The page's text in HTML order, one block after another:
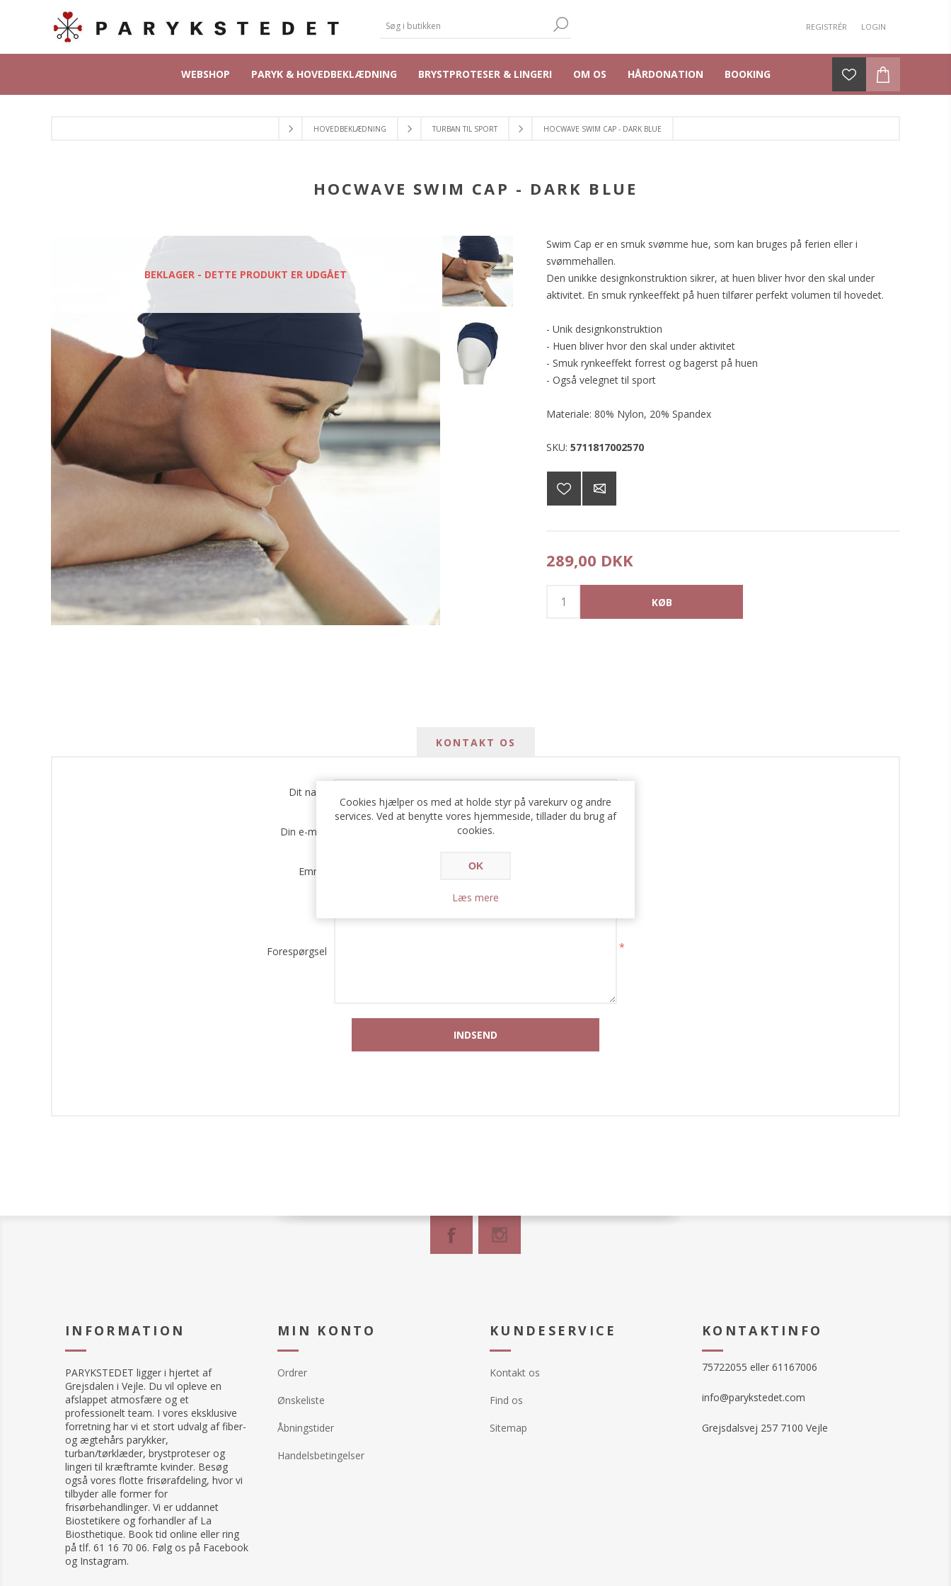
REGISTRÉR LOGIN
WEBSHOP PARYK & HOVEDBEKLÆDNING BRYSTPROTESER & LINGERI OM OS HÅRDONATION BOOKING
HOVEDBEKLÆDNING TURBAN TIL SPORT HOCWAVE SWIM CAP - DARK BLUE
HOCWAVE SWIM CAP - DARK BLUE
BEKLAGER - DETTE PRODUKT ER UDGÅET
Swim Cap er en smuk svømme hue, som kan bruges på ferien eller i
svømmehallen.
Den unikke designkonstruktion sikrer, at huen bliver hvor den skal under
aktivitet. En smuk rynkeeffekt på huen tilfører perfekt volumen til hovedet.
- Unik designkonstruktion
- Huen bliver hvor den skal under aktivitet
- Smuk rynkeeffekt forrest og bagerst på huen
- Også velegnet til sport
Materiale: 80% Nylon, 20% Spandex
SKU: 5711817002570
289,00 DKK
KONTAKT OS
Dit navn
Din e-mail
Emne:
Forespørgsel *
INFORMATION
PARYKSTEDET ligger i hjertet af
Grejsdalen i Vejle. Du vil opleve en
afslappet atmosfære og et
professionelt team. I vores eksklusive
forretning har vi et stort udvalg af fiber-
og ægtehårs parykker,
turban/tørklæder, brystproteser og
lingeri til kræftramte kvinder. Besøg
også vores flotte frisørafdeling, hvor vi
tilbyder alle former for
frisørbehandlinger. Vi er uddannet
Biostetikere og forhandler af La
Biosthetique. Book tid online eller ring
på tlf. 61 16 70 06. Følg os på Facebook
og Instagram.
MIN KONTO
Ordrer
Ønskeliste
Åbningstider
Handelsbetingelser
KUNDESERVICE
Kontakt os
Find os
Sitemap
KONTAKTINFO
75722055 eller 61167006
info@parykstedet.com
Grejsdalsvej 257 7100 Vejle
Cookies hjælper os med at holde styr på varekurv og andre
services. Ved at benytte vores hjemmeside, tillader du brug af
cookies.
OK
Læs mere